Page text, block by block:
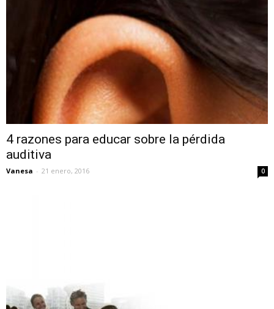
4 razones para educar sobre la pérdida
auditiva
Vanesa - 21 enero, 2016 0